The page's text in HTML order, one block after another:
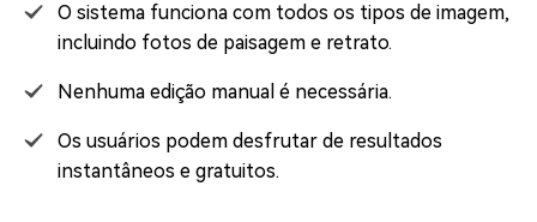
O sistema funciona com todos os tipos de imagem,
incluindo fotos de paisagem e retrato.
Nenhuma edição manual é necessária.
Os usuários podem desfrutar de resultados
instantâneos e gratuitos.